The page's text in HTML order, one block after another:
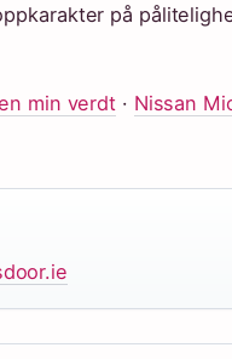
på
min verdt · Nissan